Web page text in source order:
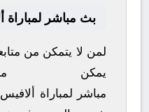
بث مباشر لمباراة
لمن لا يتمكن من
يمكن
مباشر لمباراة ألافيس